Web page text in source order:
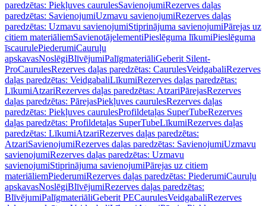
paredzētas: Piekļuves caurulesSavienojumiRezerves daļas
paredzētas: SavienojumiUzmavu savienojumiRezerves daļas
paredzētas: Uzmavu savienojumiStiprinājuma savienojumiPārejas uz
citiem materiāliemSavienotājelementiPieslēguma līkumiPieslēguma
īscaurulePiederumiCauruļu
apskavasNoslēgiBlīvējumiPalīgmateriāliGeberit Silent-
ProCaurulesRezerves daļas paredzētas: CaurulesVeidgabaliRezerves
daļas paredzētas: VeidgabaliLīkumiRezerves daļas paredzētas:
LīkumiAtzariRezerves daļas paredzētas: AtzariPārejasRezerves
daļas paredzētas: PārejasPiekļuves caurulesRezerves daļas
paredzētas: Piekļuves caurulesProfildetaļas SuperTubeRezerves
daļas paredzētas: Profildetaļas SuperTubeLīkumiRezerves daļas
paredzētas: LīkumiAtzariRezerves daļas paredzētas:
AtzariSavienojumiRezerves daļas paredzētas: SavienojumiUzmavu
savienojumiRezerves daļas paredzētas: Uzmavu
savienojumiStiprinājuma savienojumiPārejas uz citiem
materiāliemPiederumiRezerves daļas paredzētas: PiederumiCauruļu
apskavasNoslēgiBlīvējumiRezerves daļas paredzētas:
BlīvējumiPalīgmateriāliGeberit PECaurulesVeidgabaliRezerves